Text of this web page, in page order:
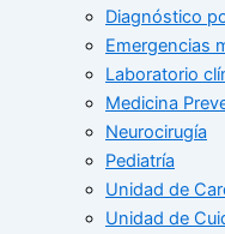
Diagnóstico
Emergencias
Laboratorio
Medicina
Neurocirugía
Pediatría
Unidad de
Unidad de